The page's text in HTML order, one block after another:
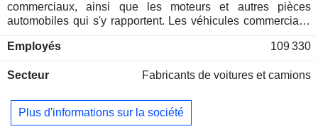
commerciaux, ainsi que les moteurs et autres pièces
automobiles qui s'y rapportent. Les véhicules commerciaux
légers, les camionnettes et les autobus. Le segment des
véhicules de tourisme, ainsi que les moteurs et autres
particulières comprennent les berlines, les véhicules
utilitaires sportifs (SUV) et les véhicules polyvalents (MPV).
Employés 109 330
Secteur Fabricants de voitures et camions
Plus d'informations sur la société